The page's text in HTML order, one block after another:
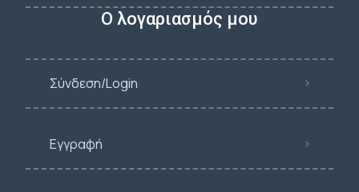
Ο λογαριασμός μου
Σύνδεση/Login
Εγγραφή